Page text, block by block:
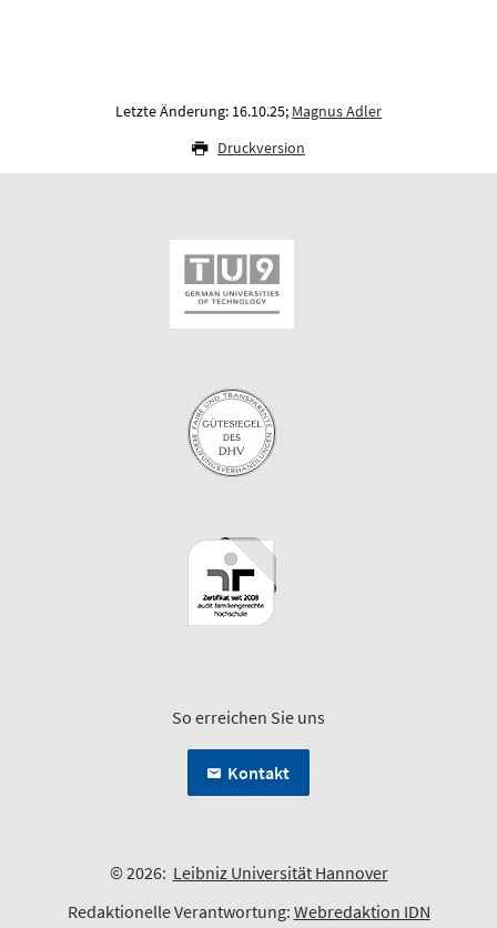
Letzte Änderung: 16.10.25; Magnus Adler
Druckversion
So erreichen Sie uns
Kontakt
© 2026: Leibniz Universität Hannover
Redaktionelle Verantwortung: Webredaktion IDN